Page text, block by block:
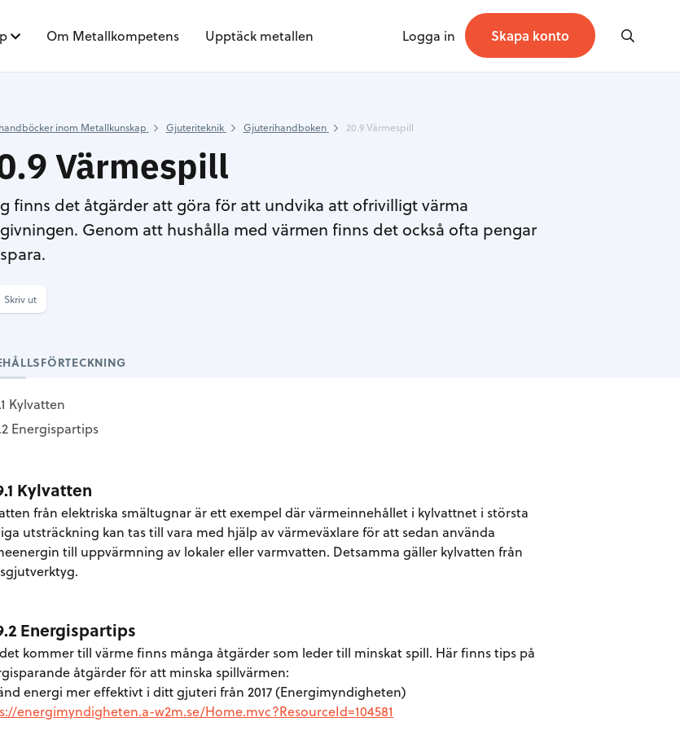
Om Metallkompetens Upptäck metallen Logga in Skapa konto
inom Metallkunskap Gjuteriteknik Gjuterihandboken 20.9 Värmespill
Värmespill
finns det åtgärder att göra för att undvika att ofrivilligt värma
Genom att hushålla med värmen finns det också ofta pengar
Skriv ut
Kylvatten
Energispartips
Kylvatten
från elektriska smältugnar är ett exempel där värmeinnehållet i kylvattnet i största
utsträckning kan tas till vara med hjälp av värmeväxlare för att sedan använda
till uppvärmning av lokaler eller varmvatten. Detsamma gäller kylvatten från
Energispartips
kommer till värme finns många åtgärder som leder till minskat spill. Här finns tips på
åtgärder för att minska spillvärmen:
energi mer effektivt i ditt gjuteri från 2017 (Energimyndigheten)
energimyndigheten.a-w2m.se/Home.mvc?ResourceId=104581